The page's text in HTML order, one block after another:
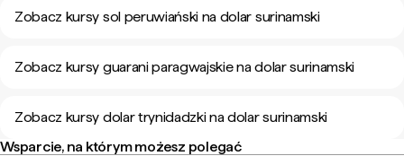
Zobacz kursy sol peruwiański na dolar surinamski
Zobacz kursy guarani paragwajskie na dolar surinamski
Zobacz kursy dolar trynidadzki na dolar surinamski
Wsparcie, na którym możesz polegać